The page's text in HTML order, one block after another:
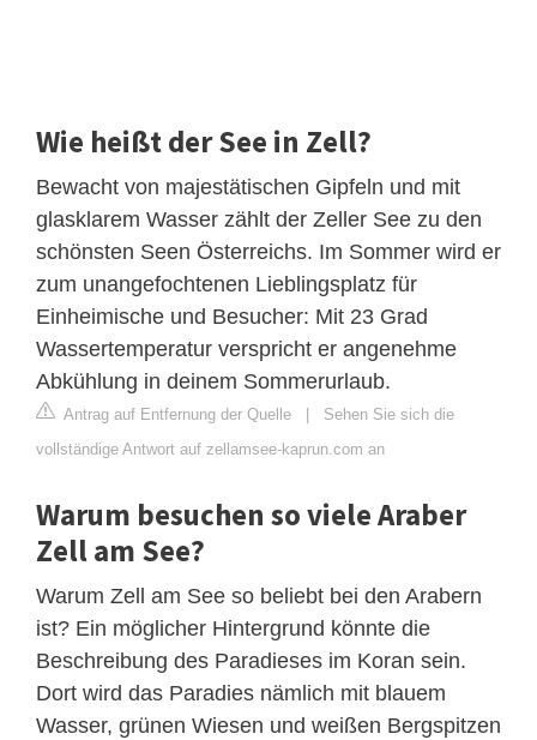
Wie heißt der See in Zell?
Bewacht von majestätischen Gipfeln und mit
glasklarem Wasser zählt der Zeller See zu den
schönsten Seen Österreichs. Im Sommer wird er
zum unangefochtenen Lieblingsplatz für
Einheimische und Besucher: Mit 23 Grad
Wassertemperatur verspricht er angenehme
Abkühlung in deinem Sommerurlaub.
Antrag auf Entfernung der Quelle
Sehen Sie sich die
vollständige Antwort auf zellamsee-kaprun.com an
Warum besuchen so viele Araber
Zell am See?
Warum Zell am See so beliebt bei den Arabern
ist? Ein möglicher Hintergrund könnte die
Beschreibung des Paradieses im Koran sein.
Dort wird das Paradies nämlich mit blauem
Wasser, grünen Wiesen und weißen Bergspitzen